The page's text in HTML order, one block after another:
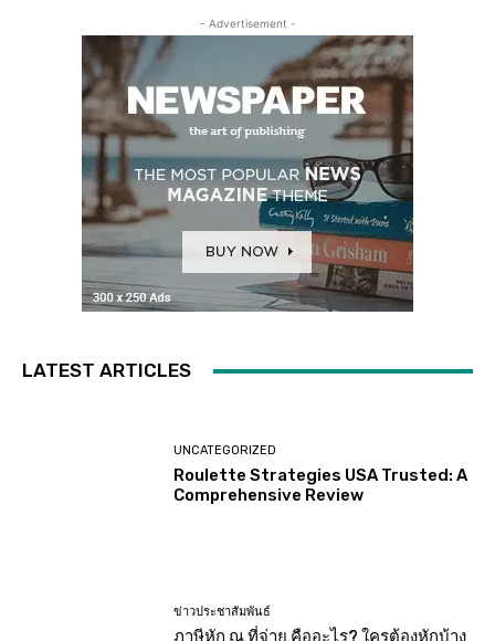
- Advertisement -
LATEST ARTICLES
UNCATEGORIZED
Roulette Strategies USA Trusted: A
Comprehensive Review
ข่าวประชาสัมพันธ์
ภาษีหัก ณ ที่จ่าย คืออะไร? ใครต้องหักบ้าง